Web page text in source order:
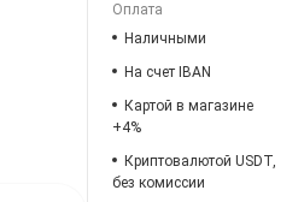
Оплата
Наличными
На счет IBAN
Картой в магазине
+4%
Криптовалютой USDT,
без комиссии